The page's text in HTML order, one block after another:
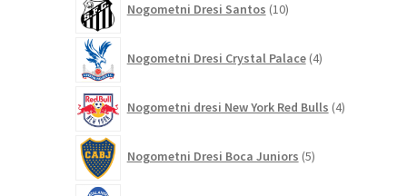
Nogometni Dresi Santos 10izdelkov
Nogometni Dresi Crystal Palace 4izdelki
Nogometni dresi New York Red Bulls 4izdelki
Nogometni Dresi Boca Juniors 5izdelkov